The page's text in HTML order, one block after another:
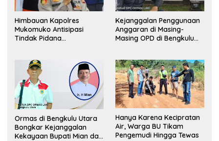
Himbauan Kapolres
Mukomuko Antisipasi
Tindak Pidana
Kejanggalan Penggunaan
Anggaran di Masing-
Masing OPD di Bengkulu
Ormas di Bengkulu Utara
Bongkar Kejanggalan
Kekayaan Bupati Mian dan
Hanya Karena Kecipratan
Air, Warga BU Tikam
Pengemudi Hingga Tewas